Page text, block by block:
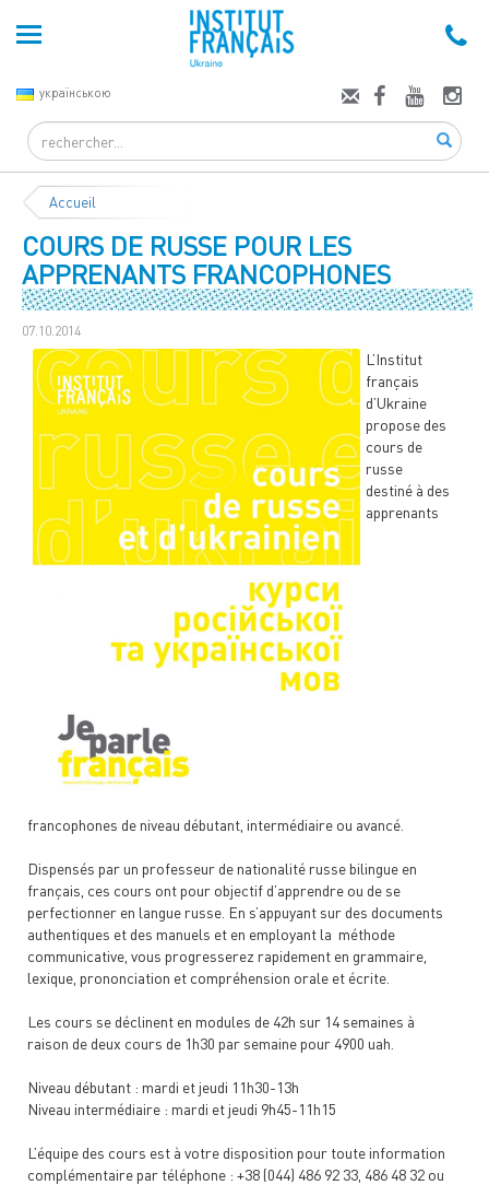
українською
Search
Accueil
COURS DE RUSSE POUR LES
APPRENANTS FRANCOPHONES
07.10.2014
L’Institut
français
d’Ukraine
propose des
cours de
russe
destiné à des
apprenants
francophones de niveau débutant, intermédiaire ou avancé.
Dispensés par un professeur de nationalité russe bilingue en
français, ces cours ont pour objectif d’apprendre ou de se
perfectionner en langue russe. En s’appuyant sur des documents
authentiques et des manuels et en employant la méthode
communicative, vous progresserez rapidement en grammaire,
lexique, prononciation et compréhension orale et écrite.
Les cours se déclinent en modules de 42h sur 14 semaines à
raison de deux cours de 1h30 par semaine pour 4900 uah.
Niveau débutant : mardi et jeudi 11h30-13h
Niveau intermédiaire : mardi et jeudi 9h45-11h15
L’équipe des cours est à votre disposition pour toute information
complémentaire par téléphone : +38 (044) 486 92 33, 486 48 32 ou